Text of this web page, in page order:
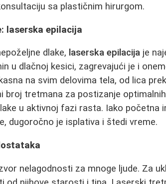
sa plastičnim hirurgom.
laserska epilacija
dlake, laserska epilacija je
u dlačnoj kesici, zagrevajući je i
na svim delovima tela, od lica
broj tretmana za postizanje
u aktivnoj fazi rasta. Iako početna
dugoročno je isplativa i štedi vreme.
nelagodnosti za mnoge ljude. Za